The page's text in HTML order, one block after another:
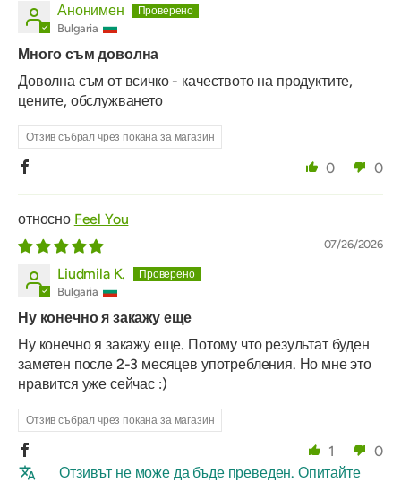
Анонимен
Bulgaria
Много съм доволна
Доволна съм от всичко - качеството на продуктите,
цените, обслужването
Отзив събрал чрез покана за магазин
0 0
Feel You
07/26/2026
Liudmila K.
Bulgaria
Ну конечно я закажу еще
Ну конечно я закажу еще. Потому что результат буден
заметен после 2-3 месяцев употребления. Но мне это
нравится уже сейчас :)
Отзив събрал чрез покана за магазин
1
0
Отзивът не може да бъде преведен. Опитайте